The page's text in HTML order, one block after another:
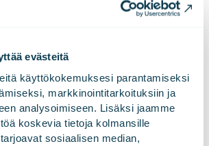
evästeitä
käyttökokemuksesi parantamiseksi
markkinointitarkoituksiin ja
analysoimiseen. Lisäksi jaamme
koskevia tietoja kolmansille
sosiaalisen median,